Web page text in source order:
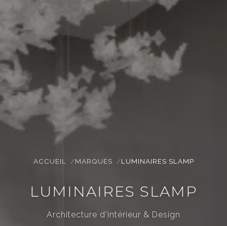
ACCUEIL MARQUES LUMINAIRES SLAMP
LUMINAIRES SLAMP
Architecture d'intérieur & Design